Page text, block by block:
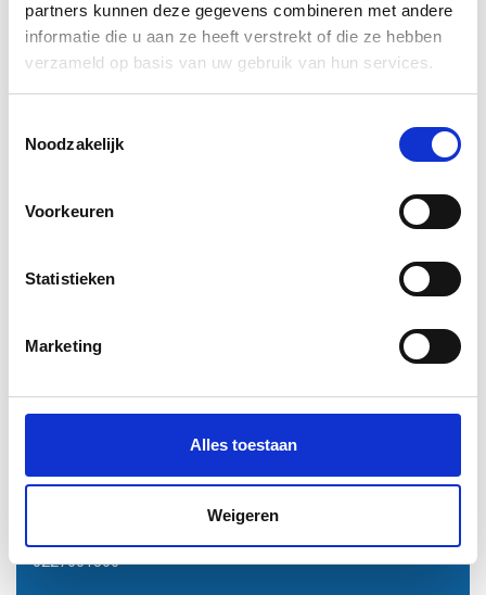
partners kunnen deze gegevens combineren met andere
informatie die u aan ze heeft verstrekt of die ze hebben
verzameld op basis van uw gebruik van hun services.
Noodzakelijk
Voorkeuren
Statistieken
Marketing
Alles toestaan
Weigeren
A3 kunststof poster op schitterend, dik
polypropyleen. Voor 14.00 uur besteld,
Excl. btw
Sneleenposter.nl
0227601566